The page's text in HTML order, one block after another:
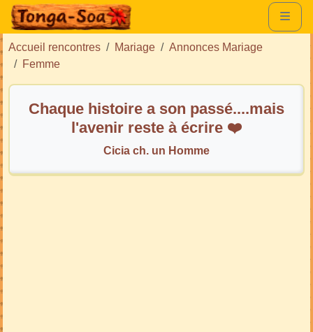
Accueil rencontres Mariage
Annonces Mariage
Femme
Chaque histoire a son passé....mais
l'avenir reste à écrire ❤️
Cicia ch. un Homme